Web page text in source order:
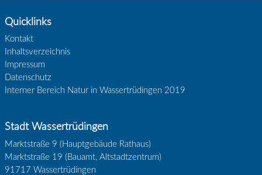
Quicklinks
Kontakt
Inhaltsverzeichnis
Impressum
Datenschutz
Interner Bereich Natur in Wassertrüdingen 2019
Stadt Wassertrüdingen
Marktstraße 9 (Hauptgebäude Rathaus)
Marktstraße 19 (Bauamt, Altstadtzentrum)
91717 Wassertrüdingen